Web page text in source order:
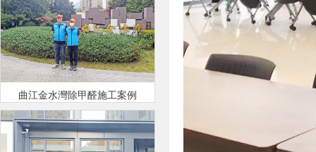
曲江金水灣除甲醛施工案例